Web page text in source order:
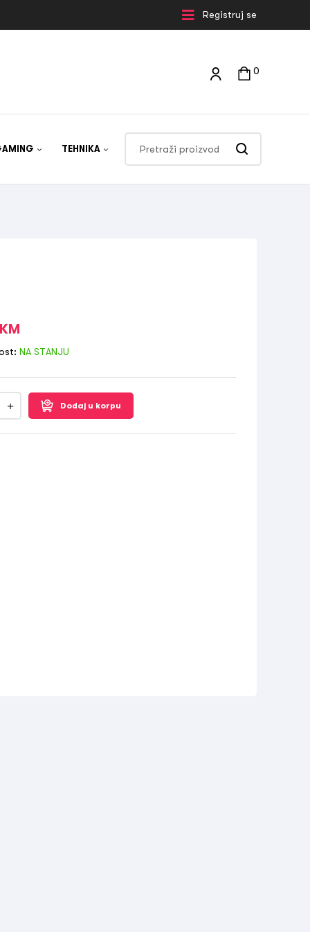
Registruj se
0
TEHNIKA
KM
NA STANJU
Dodaj u korpu